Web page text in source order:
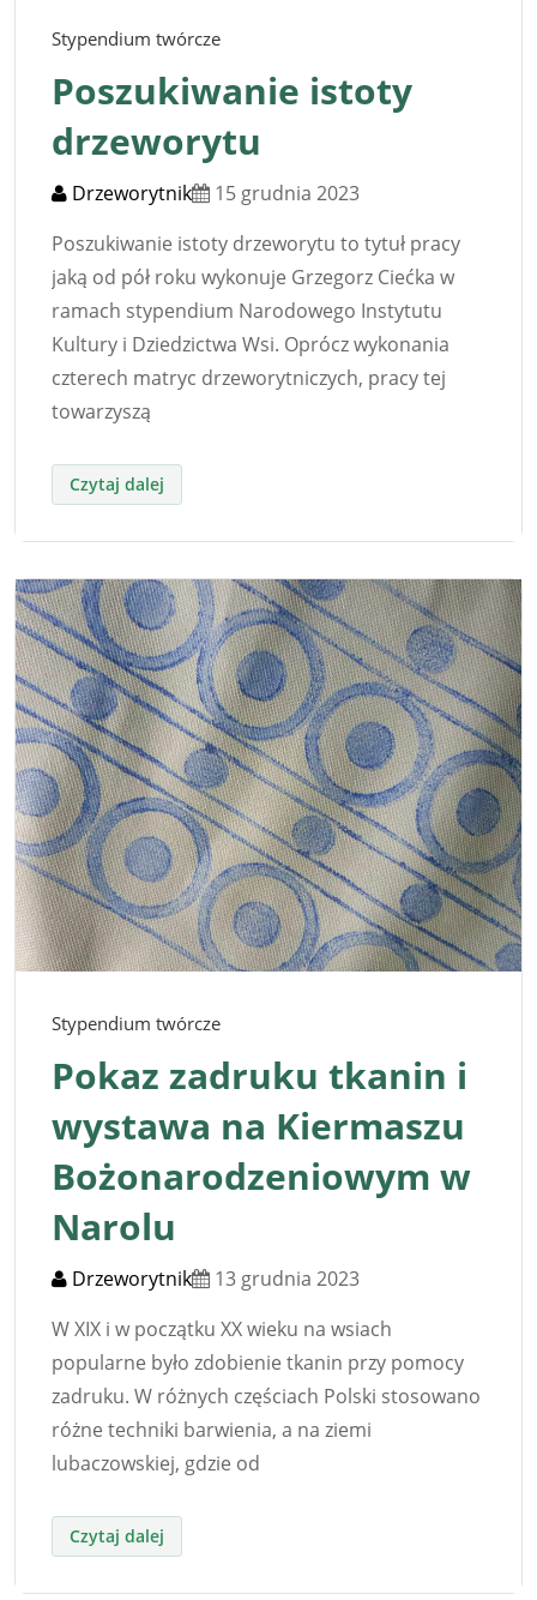
Stypendium twórcze
Poszukiwanie istoty
drzeworytu
Drzeworytnik
15 grudnia 2023
Poszukiwanie istoty drzeworytu to tytuł pracy
jaką od pół roku wykonuje Grzegorz Ciećka w
ramach stypendium Narodowego Instytutu
Kultury i Dziedzictwa Wsi. Oprócz wykonania
czterech matryc drzeworytniczych, pracy tej
towarzyszą
Stypendium twórcze
Pokaz zadruku tkanin i
wystawa na Kiermaszu
Bożonarodzeniowym w
Narolu
Drzeworytnik
13 grudnia 2023
W XIX i w początku XX wieku na wsiach
popularne było zdobienie tkanin przy pomocy
zadruku. W różnych częściach Polski stosowano
różne techniki barwienia, a na ziemi
lubaczowskiej, gdzie od